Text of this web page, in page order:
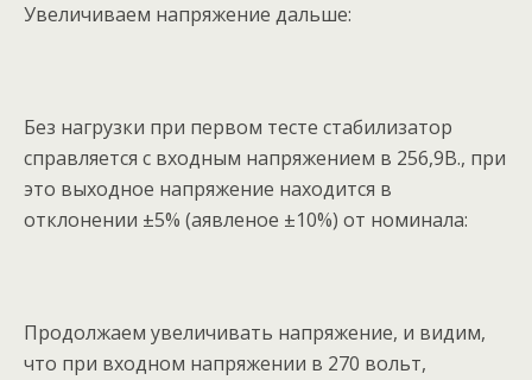
Увеличиваем напряжение дальше:
Без нагрузки при первом тесте стабилизатор
справляется с входным напряжением в 256,9В., при
это выходное напряжение находится в
отклонении ±5% (аявленое ±10%) от номинала:
Продолжаем увеличивать напряжение, и видим,
что при входном напряжении в 270 вольт,